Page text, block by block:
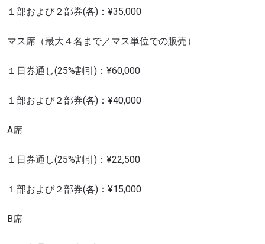
１部および２部券(各)：¥35,000
マス席（最大４名まで／マス単位での販売）
１日券通し(25%割引)：¥60,000
１部および２部券(各)：¥40,000
A席
１日券通し(25%割引)：¥22,500
１部および２部券(各)：¥15,000
B席